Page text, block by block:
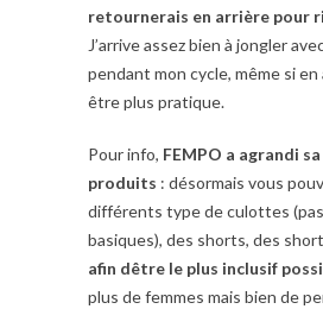
retournerais en arrière pour
J’arrive assez bien à jongler
pendant mon cycle, même si
être plus pratique.
Pour info, FEMPO a agrandi
produits : désormais vous
différents type de culottes
basiques), des shorts, des
afin dêtre le plus inclusif
plus de femmes mais bien de